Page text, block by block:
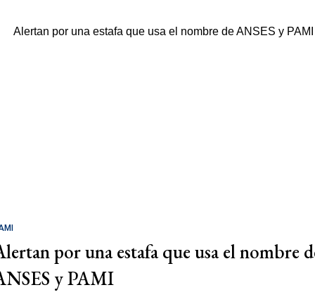
por una estafa que usa el nombre
y PAMI